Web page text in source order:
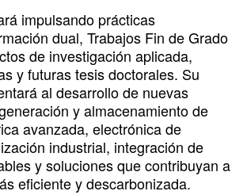
impulsando prácticas
dual, Trabajos Fin de Grado
de investigación aplicada,
y futuras tesis doctorales. Su
al desarrollo de nuevas
y almacenamiento de
avanzada, electrónica de
industrial, integración de
y soluciones que contribuyan a
eficiente y descarbonizada.